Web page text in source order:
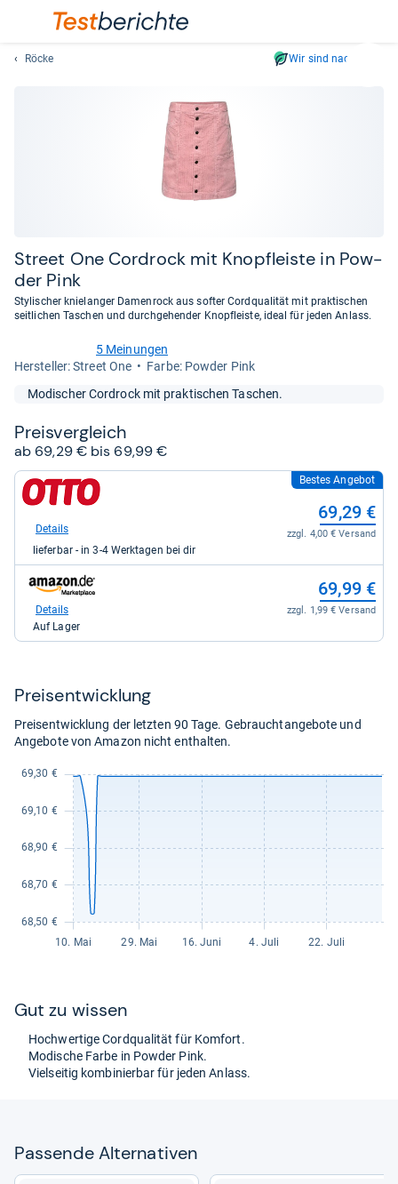
sich
Röcke Wir sind nachhaltig
Street One Cor­d­rock mit Knopf­leiste in Pow­
der Pink
Stylischer knielanger Damenrock aus softer Cordqualität mit praktischen
seitlichen Taschen und durchgehender Knopfleiste, ideal für jeden Anlass.
von
5 Meinungen
Her­stel­ler: Street One
Farbe: Powder Pink
Modischer Cordrock mit praktischen Taschen.
Preis­ver­gleich
ab 69,29 € bis 69,99 €
zum
Shop:
Otto.de
69,29
kaufen.
Bestes Angebot
69,29 €
zzgl. 4,00 € Versand
Details
lieferbar - in 3-4 Werktagen bei dir
zum
Shop:
Amazon.de
69,99 €
zzgl. 1,99 € Versand
Details
Auf Lager
Preis­ent­wick­lung
Preisentwicklung der letzten 90 Tage. Gebrauchtangebote und
Angebote von Amazon nicht enthalten.
Gut zu wis­sen
Hoch­wer­tige Cord­qua­li­tät für Kom­fort.
Modi­sche Farbe in Pow­der Pink.
Viel­sei­tig kom­bi­nier­bar für jeden Anlass.
Pas­sende Alter­na­ti­ven